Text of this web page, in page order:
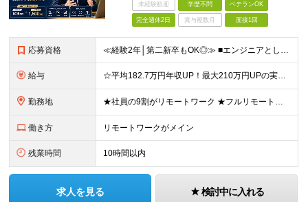
未経験歓迎 学歴不問 ベテランOK
完全週休2日 賞与複数月 面接1回
応募資格 ≪経験2年│第二新卒もOK◎≫ ■エンジニアとして実務経験をお持ちの方（2年以上） ■学歴不問 ＼意欲重視の採用です／ 「経歴に自信がない」という方も、 "今後挑戦したいこと""スキルアップしたいこ
給与 ☆平均182.7万円年収UP！最大210万円UPの実績もあり ☆スキルにより月給100万円スタートも可能◎ 月給40万円～100万円＋決算賞与＋各種手当 ～給与イメージ～ ■経験2年以上…月給40
勤務地 ★社員の9割がリモートワーク ★フルリモート案件もあり ★地方からの応募も歓迎！／転居を伴う転勤なし 東京23区を中心としたプロジェクト先での勤務です。 ～～～～～～～～～～～ 【東京⇒地方へUタ
働き方 リモートワークがメイン
残業時間 10時間以内
求人を見る 検討中に入れる